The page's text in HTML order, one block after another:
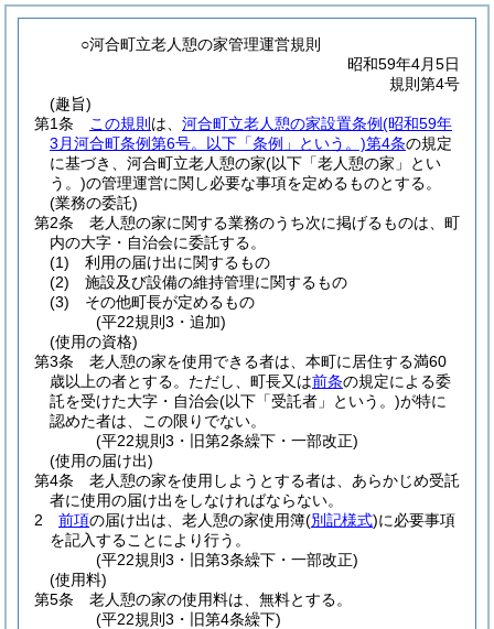
○河合町立老人憩の家管理運営規則
昭和59年4月5日
規則第4号
(趣旨)
第1条
この規則 は、 河合町立老人憩の家設置条例(昭和59年
3月河合町条例第6号。以下「条例」という。)第4条の規定
に基づき、河合町立老人憩の家(以下「老人憩の家」とい
う。)の管理運営に関し必要な事項を定めるものとする。
(業務の委託)
第2条
老人憩の家に関する業務のうち次に掲げるものは、町
内の大字・自治会に委託する。
(1)
利用の届け出に関するもの
(2)
施設及び設備の維持管理に関するもの
(3)
その他町長が定めるもの
(平22規則3・追加)
(使用の資格)
第3条
老人憩の家を使用できる者は、本町に居住する満60
歳以上の者とする。 ただし、町長又は前条の規定による委
託を受けた大字・自治会(以下「受託者」という。)が特に
認めた者は、この限りでない。
(平22規則3・旧第2条繰下・一部改正)
(使用の届け出)
第4条
老人憩の家を使用しようとする者は、あらかじめ受託
者に使用の届け出をしなければならない。
2
前項の届け出は、老人憩の家使用簿(別記様式)に必要事項
を記入することにより行う。
(平22規則3・旧第3条繰下・一部改正)
(使用料)
第5条
老人憩の家の使用料は、無料とする。
(平22規則3・旧第4条繰下)